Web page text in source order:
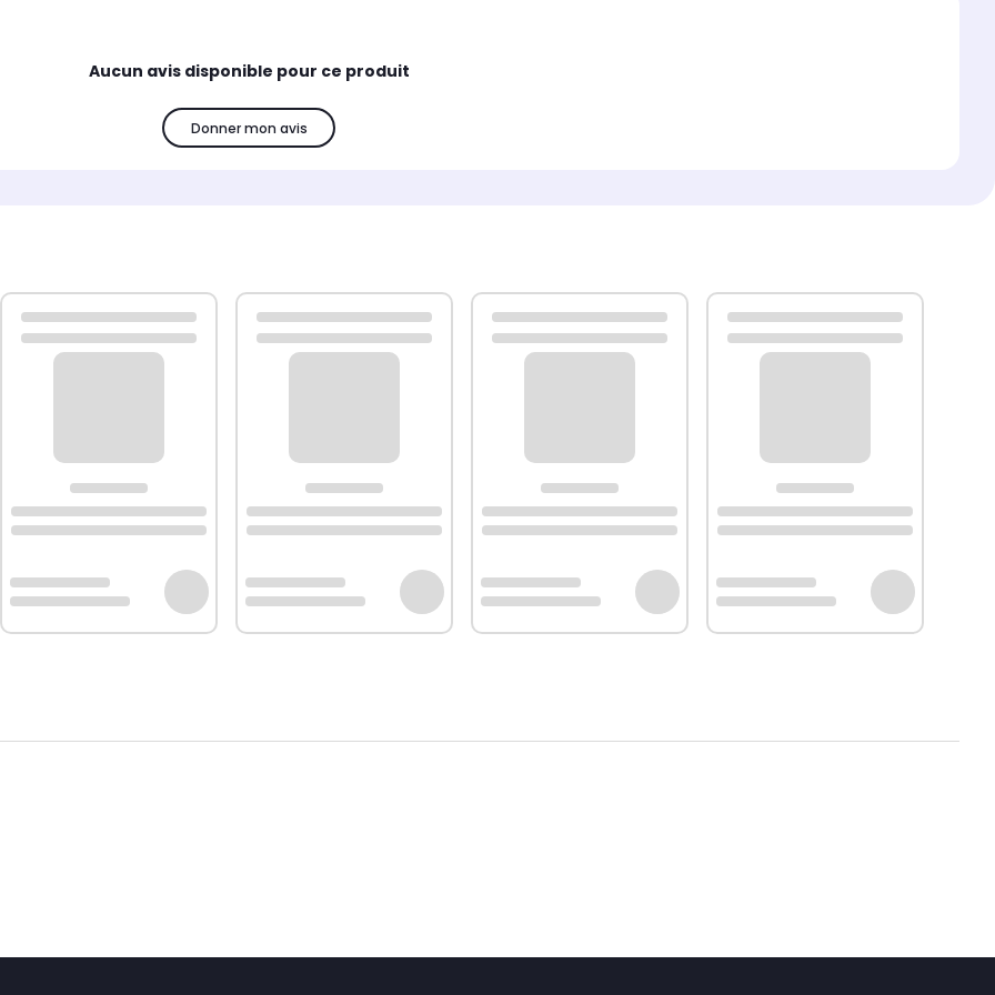
Aucun avis disponible pour ce produit
Donner mon avis